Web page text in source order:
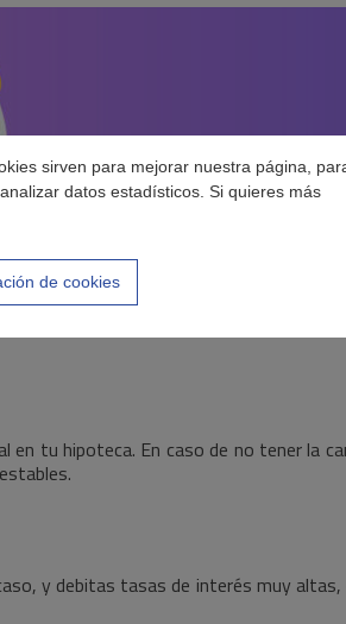
sirven para mejorar nuestra página,
datos estadísticos. Si quieres más
de cookies
tu hipoteca. En caso de no tener la
y debitas tasas de interés muy